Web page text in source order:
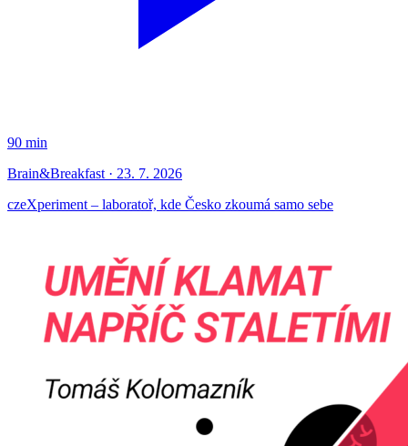
90 min
Brain&Breakfast · 23. 7. 2026
czeXperiment – laboratoř, kde Česko zkoumá samo sebe